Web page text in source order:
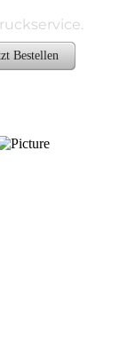
Bestellen